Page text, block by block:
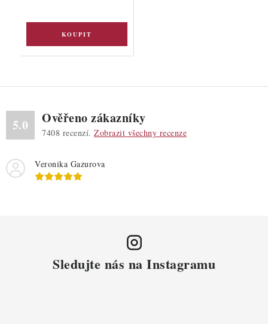
5.0 Ověřeno zákazníky
7408 recenzí. Zobrazit všechny recenze
Veronika Gazurova
Sledujte nás na Instagramu